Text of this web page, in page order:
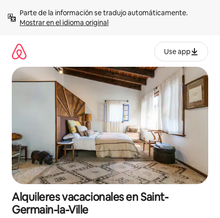
contenidoMostrar en el idioma original
Use app
Alquileres vacacionales en Saint-
Germain-la-Ville